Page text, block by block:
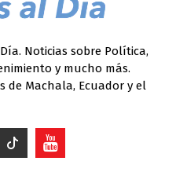
Noticias sobre Política,
y mucho más.
de Machala, Ecuador y el